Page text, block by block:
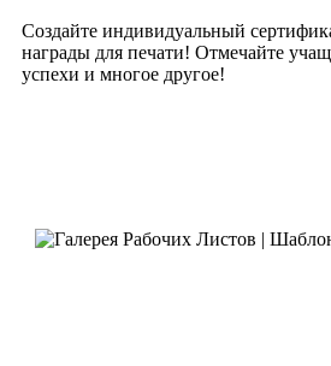
Создайте индивидуальный
награды для печати! Отмечайте
успехи и многое другое!